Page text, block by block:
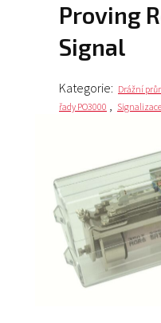
Proving
Signal
Kategorie: Drážní
řady PO3000 ,